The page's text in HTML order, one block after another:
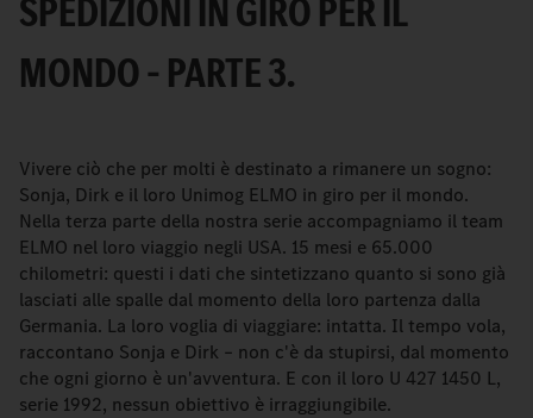
SPEDIZIONI IN GIRO PER IL
MONDO – PARTE 3.
Vivere ciò che per molti è destinato a rimanere un sogno:
Sonja, Dirk e il loro Unimog ELMO in giro per il mondo.
Nella terza parte della nostra serie accompagniamo il team
ELMO nel loro viaggio negli USA. 15 mesi e 65.000
chilometri: questi i dati che sintetizzano quanto si sono già
lasciati alle spalle dal momento della loro partenza dalla
Germania. La loro voglia di viaggiare: intatta. Il tempo vola,
raccontano Sonja e Dirk – non c'è da stupirsi, dal momento
che ogni giorno è un'avventura. E con il loro U 427 1450 L,
serie 1992, nessun obiettivo è irraggiungibile.